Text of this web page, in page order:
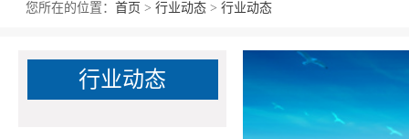
您所在的位置： 首页 > 行业动态 > 行业动态
行业动态